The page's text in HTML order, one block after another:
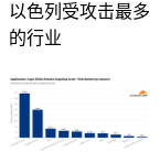
以色列受攻击最多
的行业